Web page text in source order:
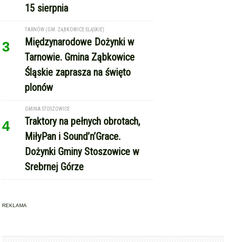
15 sierpnia
3
TARNÓW (GM. ZĄBKOWICE ŚLĄSKIE)
Międzynarodowe Dożynki w
Tarnowie. Gmina Ząbkowice
Śląskie zaprasza na święto
plonów
4
GMINA STOSZOWICE
Traktory na pełnych obrotach,
MiłyPan i Sound’n’Grace.
Dożynki Gminy Stoszowice w
Srebrnej Górze
REKLAMA